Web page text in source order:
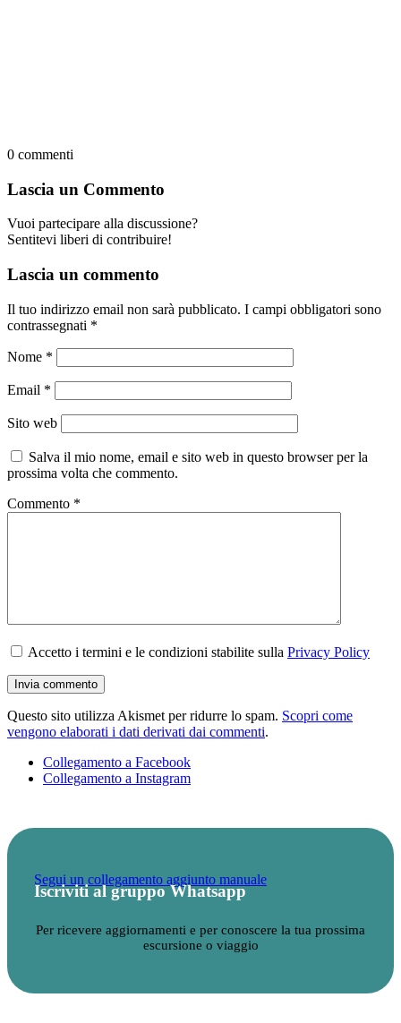
0 commenti
Lascia un Commento
Vuoi partecipare alla discussione?
Sentitevi liberi di contribuire!
Lascia un commento
Il tuo indirizzo email non sarà pubblicato. I campi obbligatori sono
contrassegnati *
Nome *
Email *
Sito web
Salva il mio nome, email e sito web in questo browser per la
prossima volta che commento.
Commento *
Accetto i termini e le condizioni stabilite sulla Privacy Policy
Questo sito utilizza Akismet per ridurre lo spam. Scopri come
vengono elaborati i dati derivati dai commenti.
Collegamento a Facebook
Collegamento a Instagram
Segui un collegamento aggiunto manuale
Iscriviti al gruppo Whatsapp
Per ricevere aggiornamenti e per conoscere la tua prossima
escursione o viaggio